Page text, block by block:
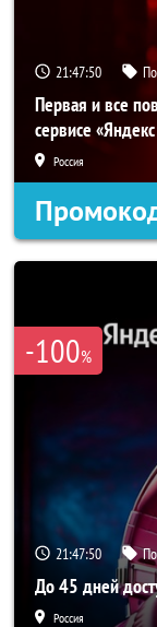
21:47:49
Первая и все
сервисе
Россия
-100%
21:47:49
До 45 дней
Россия